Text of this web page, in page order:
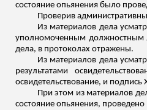
состояние опьянения было
Проверив
Из материалов дела
уполномоченным должностным
дела, в протоколах отражены.
Из материалов дела
результатами
освидетельствование, и подпись
При этом из материалов
состояние опьянения,